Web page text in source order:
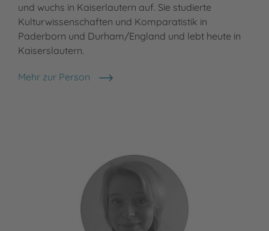
und wuchs in Kaiserlautern auf. Sie studierte
Kulturwissenschaften und Komparatistik in
Paderborn und Durham/England und lebt heute in
Kaiserslautern.
Mehr zur Person
Julia Klee